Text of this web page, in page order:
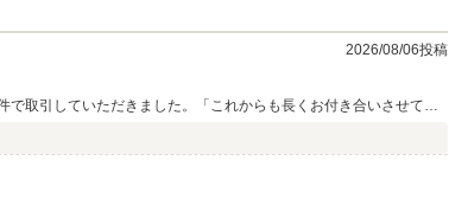
2026/08/06投稿
取引していただきました。「これからも長くお付き合いさせてほ
合いを大切にしたいという姿勢に、お客様を信頼してくださって
や非正規ディーラーならではのきめ細やかなサービスを実感でき